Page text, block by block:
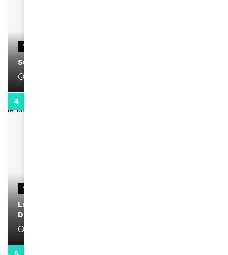
VIDEOS
Support Black Business Wee-kend
VIDEOS
La rubrique santé speciale coronavirus du
Docteur Makanda